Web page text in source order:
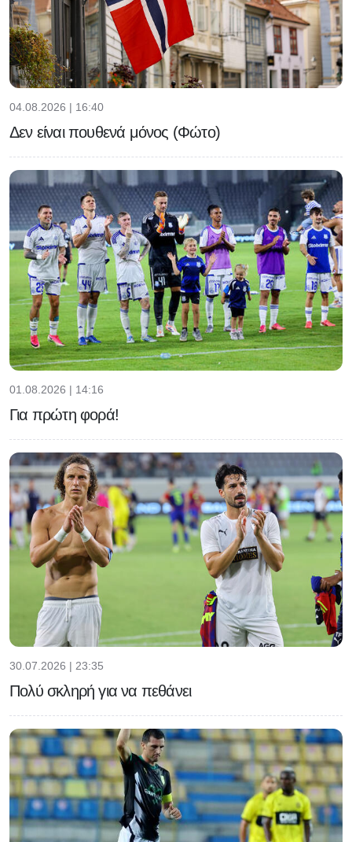
04.08.2026 | 16:40
Δεν είναι πουθενά μόνος (Φώτο)
01.08.2026 | 14:16
Για πρώτη φορά!
30.07.2026 | 23:35
Πολύ σκληρή για να πεθάνει